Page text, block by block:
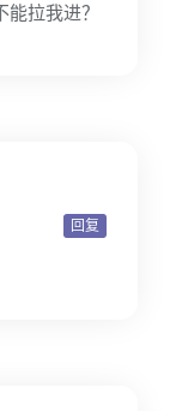
拉我进？
回复